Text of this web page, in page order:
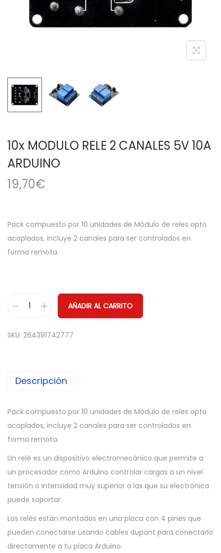
a
10x MODULO RELE 2 CANALES 5V 10A
ARDUINO
19,70€
Pack compuesto por 10 unidades de Módulo de reles opto
acoplados, incluye 2 canales para ser controlados en
forma remota.
x
D
L
O
R
A
N
A
AÑADIR AL CARRITO
SKU: 264391742777
Descripción
Pack compuesto por 10 unidades de Módulo de reles opto
acoplados, incluye 2 canales para ser controlados en
forma remota.
Un relé es un dispositivo electromecánico que permite a
un procesador como Arduino controlar cargas a un nivel
tensión o intensidad muy superior a las que su electrónica
puede soportar.
Los relés están montados en una placa con 4 pines que
pueden conectarse usando cables dupont para conectarlo
directamente a tu placa Arduino.